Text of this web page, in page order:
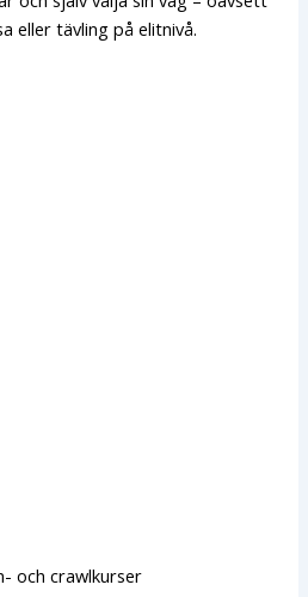
eller tävling på elitnivå.
och crawlkurser